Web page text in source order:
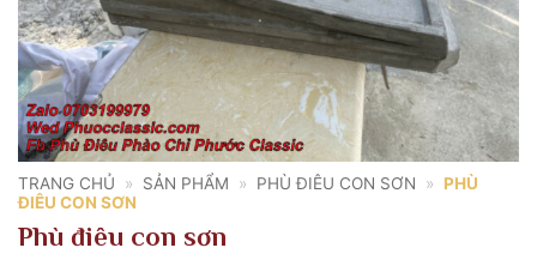
TRANG CHỦ » SẢN PHẨM » PHÙ ĐIÊU CON SƠN » PHÙ
ĐIÊU CON SƠN
Phù điêu con sơn